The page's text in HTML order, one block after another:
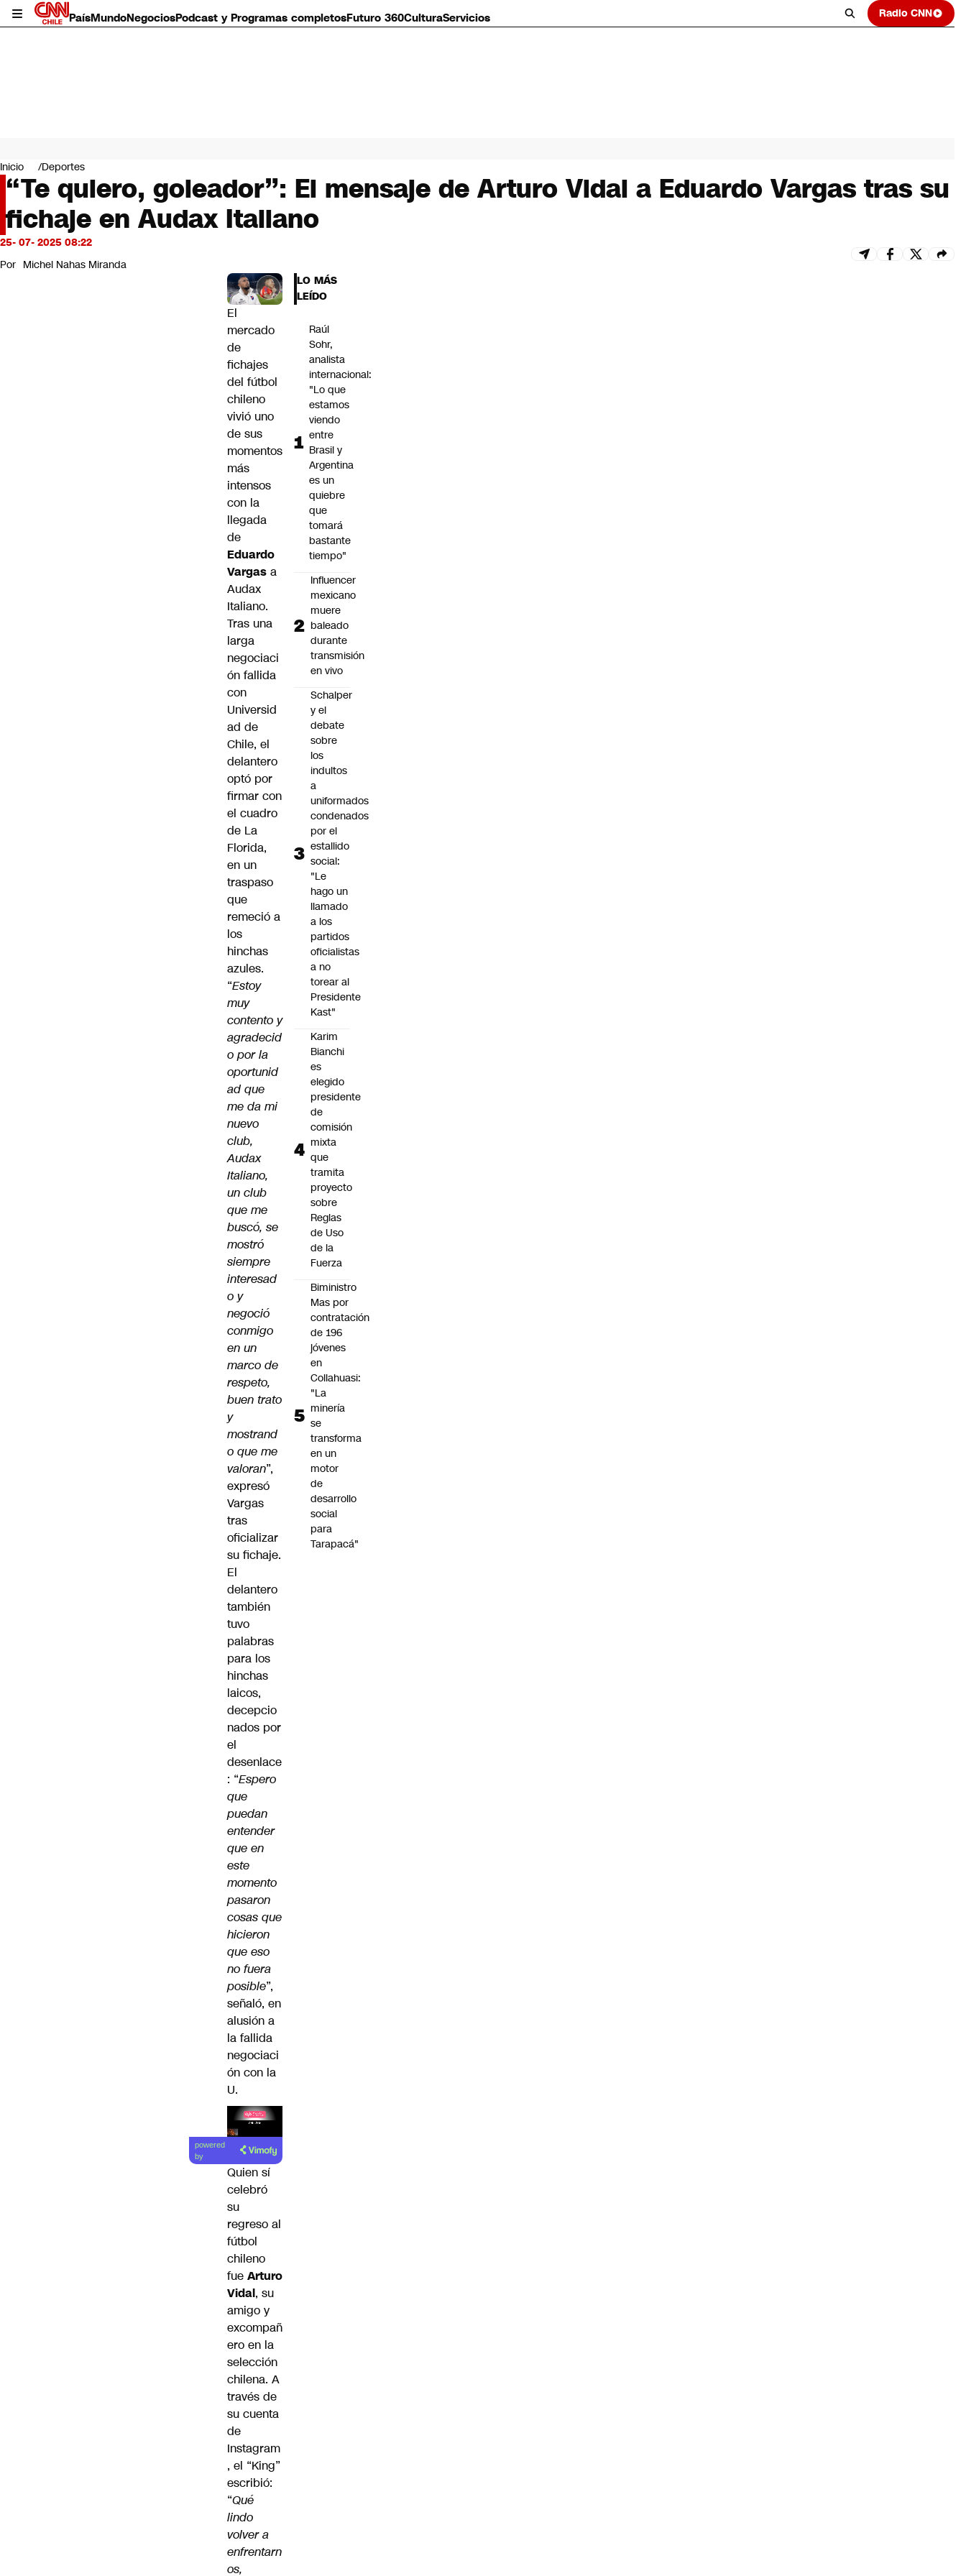
PaísMundoNegociosPodcast y Programas completosFuturo 360CulturaServicios Radio CNN
Mundo
Negocios
Deportes
Programas completos
Cultura
Servicios
Bits
CNN Data
Inicio Deportes
“Te quiero, goleador”: El mensaje de Arturo Vidal a Eduardo Vargas tras su
fichaje en Audax Italiano
25- 07- 2025 08:22
Por Michel Nahas Miranda
El
mercado
de
fichajes
del fútbol
chileno
vivió uno
de sus
momentos
más
intensos
con la
llegada
de
Eduardo
Vargas a
Audax
Italiano.
Tras una
larga
negociaci
ón fallida
con
Universid
ad de
Chile, el
delantero
optó por
firmar con
el cuadro
de La
Florida,
en un
traspaso
que
remeció a
los
hinchas
azules.
“Estoy
muy
contento y
agradecid
o por la
oportunid
ad que
me da mi
nuevo
club,
Audax
Italiano,
un club
que me
buscó, se
mostró
siempre
interesad
o y
negoció
conmigo
en un
marco de
respeto,
buen trato
y
mostrand
o que me
valoran”,
expresó
Vargas
tras
oficializar
su fichaje.
El
delantero
también
tuvo
palabras
para los
hinchas
laicos,
decepcio
nados por
el
desenlace
: “Espero
que
puedan
entender
que en
este
momento
pasaron
cosas que
hicieron
que eso
no fuera
posible”,
señaló, en
alusión a
la fallida
negociaci
ón con la
U.
Lea el
artículo
powered
by
Quien sí
celebró
su
regreso al
fútbol
chileno
fue Arturo
Vidal, su
amigo y
excompañ
ero en la
selección
chilena. A
través de
su cuenta
de
Instagram
, el “King”
escribió:
“Qué
lindo
volver a
enfrentarn
os,
LO MÁS
LEÍDO
Raúl
Sohr,
analista
internacional:
"Lo que
estamos
viendo
entre
Brasil y
Argentina
es un
quiebre
que
tomará
bastante
tiempo"
Influencer
mexicano
muere
baleado
durante
transmisión
en vivo
Schalper
y el
debate
sobre
los
indultos
a
uniformados
condenados
por el
estallido
social:
"Le
hago un
llamado
a los
partidos
oficialistas
a no
torear al
Presidente
Kast"
Karim
Bianchi
es
elegido
presidente
de
comisión
mixta
que
tramita
proyecto
sobre
Reglas
de Uso
de la
Fuerza
Biministro
Mas por
contratación
de 196
jóvenes
en
Collahuasi:
"La
minería
se
transforma
en un
motor
de
desarrollo
social
para
Tarapacá"